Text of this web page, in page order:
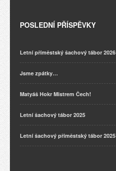
POSLEDNÍ PŘÍSPĚVKY
Letní příměstský šachový tábor 2026
Jsme zpátky…
Matyáš Hokr Mistrem Čech!
Letní šachový tábor 2025
Letní šachový příměstský tábor 2025